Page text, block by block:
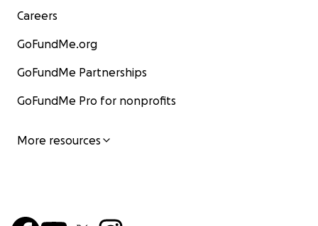
Careers
GoFundMe.org
GoFundMe Partnerships
GoFundMe Pro for nonprofits
More resources